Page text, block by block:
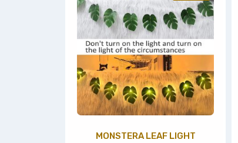
MONSTERA LEAF LIGHT